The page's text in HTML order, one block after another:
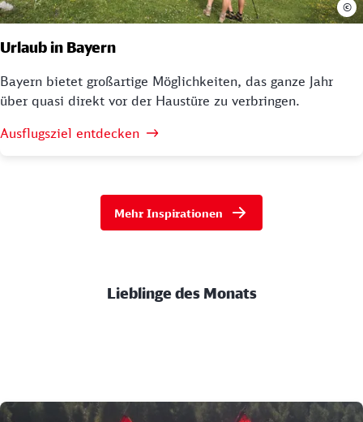
Urlaub in Bayern
Bayern bietet großartige Möglichkeiten, das ganze Jahr
über quasi direkt vor der Haustüre zu verbringen.
Ausflugsziel entdecken
©
Mehr Inspirationen
Lieblinge des Monats